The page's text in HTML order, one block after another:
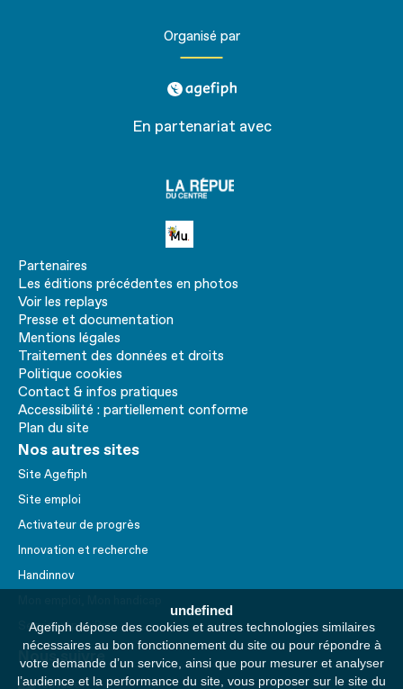
undefined
Agefiph dépose des cookies et autres technologies similaires
nécessaires au bon fonctionnement du site ou pour répondre à
votre demande d’un service, ainsi que pour mesurer et analyser
l’audience et la performance du site, vous proposer sur le site du
Organisé par
agefiph
En partenariat avec
république
Petite MU
Partenaires
Les éditions précédentes en photos
Voir les replays
Presse et documentation
Mentions légales
Traitement des données et droits
Politique cookies
Contact & infos pratiques
Accessibilité : partiellement conforme
Plan du site
Nos autres sites
Site Agefiph
Site emploi
Activateur de progrès
Innovation et recherche
Handinnov
Service AppuiPro
Nous suivre
Youtube